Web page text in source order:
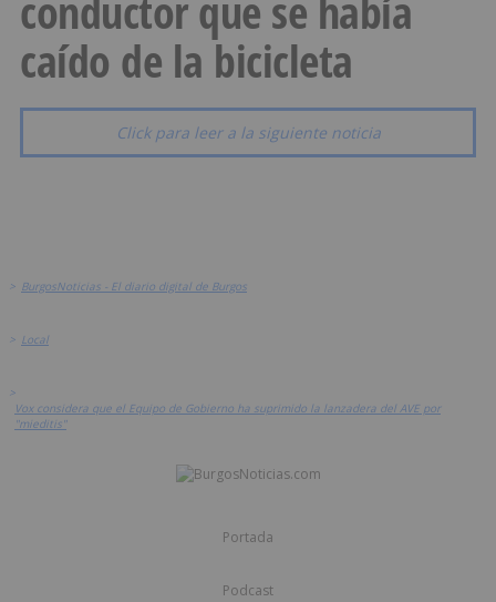
caído de la bicicleta
Click para leer a la siguiente noticia
> BurgosNoticias - El diario digital de Burgos
> Local
>
Vox considera que el Equipo de Gobierno ha suprimido la lanzadera del AVE por
"mieditis"
Portada
Podcast